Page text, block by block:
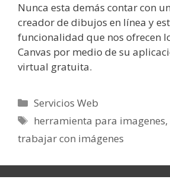
Nunca esta demás contar con
creador de dibujos en línea y
funcionalidad que nos ofrecen
Canvas por medio de su
virtual gratuita.
Categorías
Servicios Web
Etiquetas
herramienta para imagenes,
trabajar con imágenes